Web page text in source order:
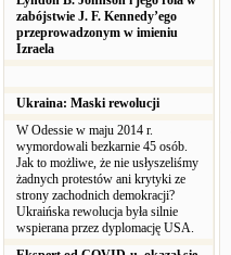
zabójstwie J. F. Kennedy’ego
przeprowadzonym w imieniu
Izraela
Ukraina: Maski rewolucji
W Odessie w maju 2014 r.
wymordowali bezkarnie 45 osób.
Jak to możliwe, że nie usłyszeliśmy
żadnych protestów ani krytyki ze
strony zachodnich demokracji?
Ukraińska rewolucja była silnie
wspierana przez dyplomację USA.